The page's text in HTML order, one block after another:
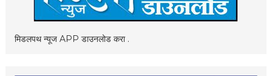
मिडलपथ न्यूज APP डाउनलोड करा .